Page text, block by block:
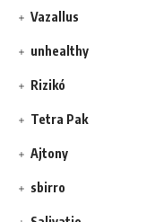
Vazallus
unhealthy
Rizikó
Tetra Pak
Ajtony
sbirro